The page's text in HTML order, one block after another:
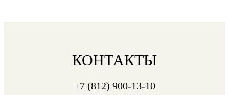
КОНТАКТЫ
+7 (812) 900-13-10